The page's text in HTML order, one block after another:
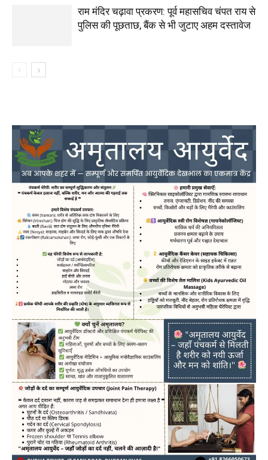
राम मंदिर चढ़ावा प्रकरण: पूर्व महासचिव चंपत राय से
पुलिस की पूछताछ, बैंक से भी जुटाए अहम दस्तावेज